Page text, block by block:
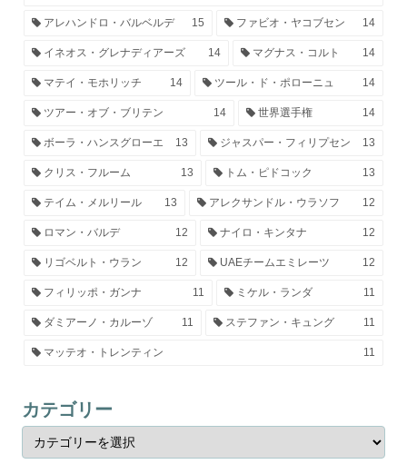
アレハンドロ・バルベルデ 15 ファビオ・ヤコブセン 14
イネオス・グレナディアーズ 14 マグナス・コルト 14
マテイ・モホリッチ 14 ツール・ド・ポローニュ 14
ツアー・オブ・ブリテン 14 世界選手権 14
ボーラ・ハンスグローエ 13 ジャスパー・フィリプセン 13
クリス・フルーム 13 トム・ピドコック 13
テイム・メルリール 13 アレクサンドル・ウラソフ 12
ロマン・バルデ 12 ナイロ・キンタナ 12
リゴベルト・ウラン 12 UAEチームエミレーツ 12
フィリッポ・ガンナ 11 ミケル・ランダ 11
ダミアーノ・カルーゾ 11 ステファン・キュング 11
マッテオ・トレンティン 11
カテゴリー